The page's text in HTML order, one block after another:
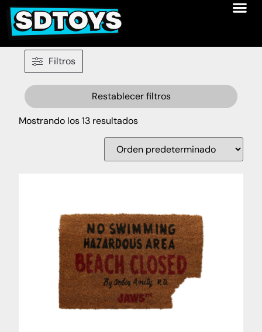
Filtros
Restablecer filtros
Mostrando los 13 resultados